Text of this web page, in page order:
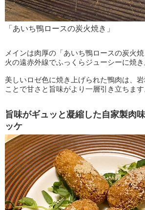
「あいち鴨ロースの炭火焼き」
メインは肉厚の「あいち鴨ロースの炭火
火の遠赤外線でふっくらジューシーに焼き
美しいロゼ色に焼き上げられた鴨肉は、
ことで甘さと旨味がより一層引き立ちます
旨味がギュッと凝縮した自家製肉
ッケ